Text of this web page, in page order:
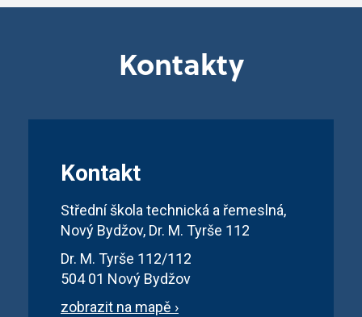
Kontakty
Kontakt
Střední škola technická a řemeslná,
Nový Bydžov, Dr. M. Tyrše 112
Dr. M. Tyrše 112/112
504 01 Nový Bydžov
zobrazit na mapě ›